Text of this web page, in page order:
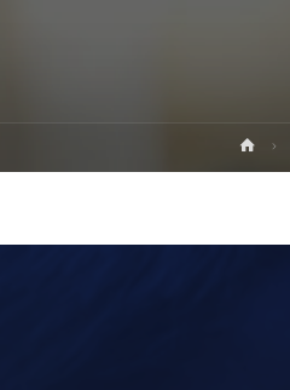
首
页